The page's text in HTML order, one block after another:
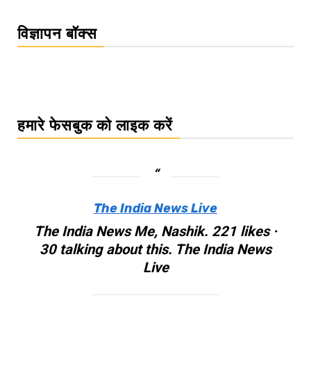
विज्ञापन बॉक्स
हमारे फेसबुक को लाइक करें
The India News Live
The India News Me, Nashik. 221 likes ·
30 talking about this. The India News
Live